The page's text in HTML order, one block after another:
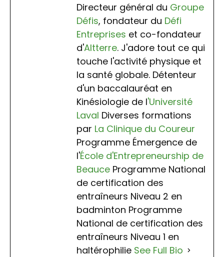
Directeur général du Groupe
Défis, fondateur du Défi
Entreprises et co-fondateur
d'Altterre. J'adore tout ce qui
touche l'activité physique et
la santé globale. Détenteur
d'un baccalauréat en
Kinésiologie de l'Université
Laval Diverses formations
par La Clinique du Coureur
Programme Émergence de
l'École d'Entrepreneurship de
Beauce Programme National
de certification des
entraîneurs Niveau 2 en
badminton Programme
National de certification des
entraîneurs Niveau 1 en
haltérophilie See Full Bio